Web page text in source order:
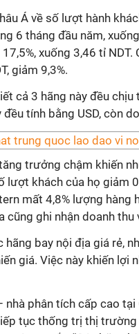
Á về số lượt hành
6 tháng đầu năm,
xuống 3,46 tỉ
giảm 9,3%.
cả 3 hãng này đều
đều tính bằng USD, còn
trưởng chậm khiến
lượt khách của họ giảm
mất 4,8% lượng
cũng ghi nhận doanh thu
hãng bay nội địa giá rẻ,
giá. Việc này khiến lợi
nhà phân tích cấp cao
tục thống trị thị